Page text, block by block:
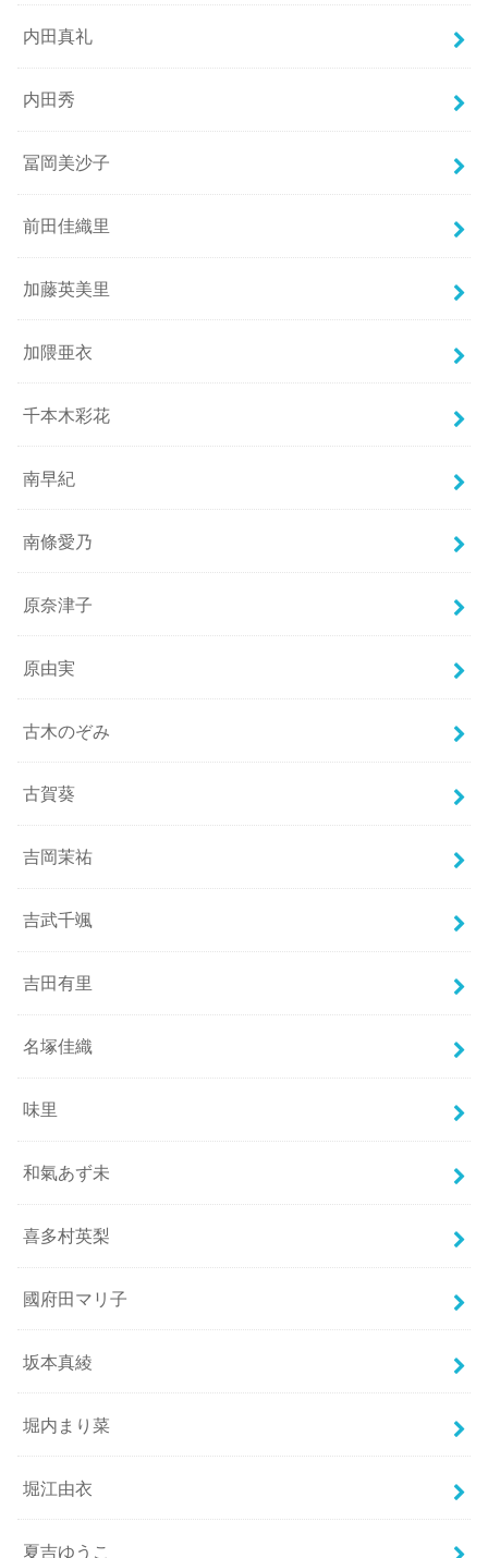
内田真礼
内田秀
冨岡美沙子
前田佳織里
加藤英美里
加隈亜衣
千本木彩花
南早紀
南條愛乃
原奈津子
原由実
古木のぞみ
古賀葵
吉岡茉祐
吉武千颯
吉田有里
名塚佳織
味里
和氣あず未
喜多村英梨
國府田マリ子
坂本真綾
堀内まり菜
堀江由衣
夏吉ゆうこ